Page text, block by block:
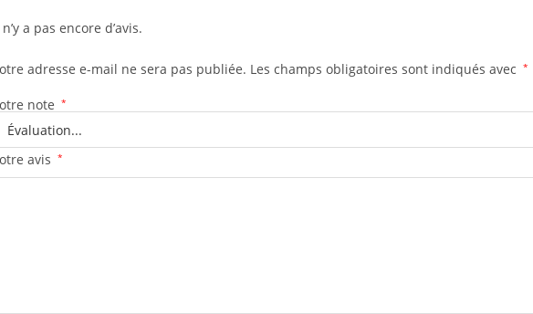
a pas encore d’avis.
adresse e-mail ne sera pas publiée. Les champs obligatoires sont indiqués avec *
note *
avis *